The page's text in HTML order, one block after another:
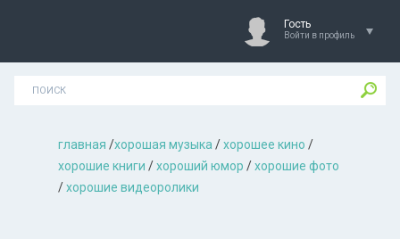
Гость
Войти в профиль
главная /хорошая музыкa /хорошее кино /
хорошие книги /хороший юмор /хорошие фото
/хорошие видеоролики